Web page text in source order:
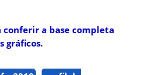
a base completa
gráficos.​​